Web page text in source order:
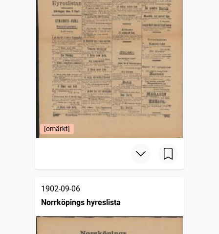
[omärkt]
1902-09-06
Norrköpings hyreslista